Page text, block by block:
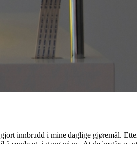
innbrudd i mine daglige gjøremål.